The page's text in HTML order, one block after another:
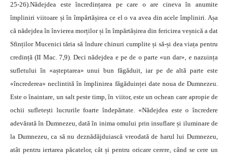
25-26).Nădejdea este încredințarea pe care o are cineva în anumite
împliniri viitoare și în împărtășirea ce el o va avea din acele împliniri. Așa
că nădejdea în învierea morților și în împărtășirea din fericirea veșnică a dat
Sfinților Mucenici tăria să îndure chinuri cumplite și să-și dea viața pentru
credință (II Mac. 7,9). Deci nădejdea e pe de o parte «un dar», e nazuința
sufletului în «așteptarea» unui bun făgăduit, iar pe de altă parte este
«încrederea» neclintită în împlinirea făgăduinței date noua de Dumnezeu.
Este o înaintare, un salt peste timp, în viitor, este un ochean care apropie de
ochii sufletești lucrurile foarte îndepărtate. «Nădejdea este o încredere
adevărată în Dumnezeu, dată în inima omului prin insuflare și iluminare de
la Dumnezeu, ca să nu deznădăjduiască vreodată de harul lui Dumnezeu,
atât pentru iertarea păcatelor, cât și pentru oricare cerere, când se cere un